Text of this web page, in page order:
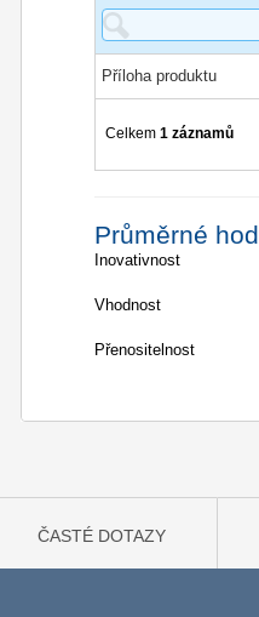
Příloha produktu
Celkem 1 záznamů
Průměrné
Inovativnost
Vhodnost
Přenositelnost
ČASTÉ DOTAZY